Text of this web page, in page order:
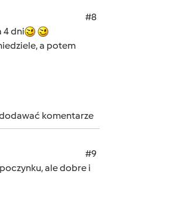
#8
4 dni
a potem
komentarze
#9
ale dobre i